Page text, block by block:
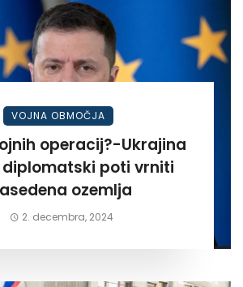
VOJNA OBMOČJA
operacij?-Ukrajina
diplomatski poti vrniti
ozemlja
2. decembra, 2024